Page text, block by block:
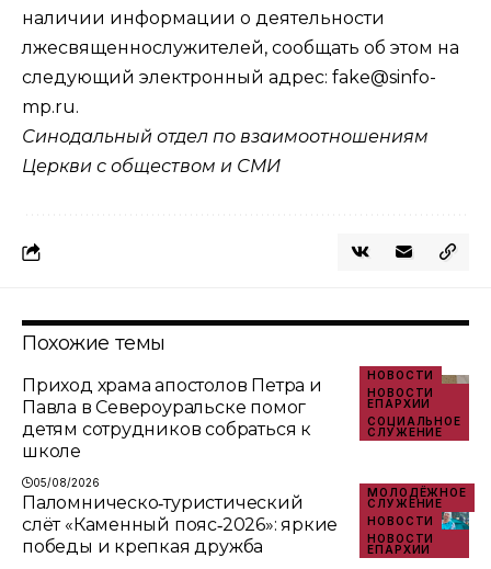
наличии информации о деятельности
лжесвященнослужителей, сообщать об этом на
следующий электронный адрес: fake@sinfo-
mp.ru.
Синодальный отдел по взаимоотношениям
Церкви с обществом и СМИ
Похожие темы
НОВОСТИ
НОВОСТИ
ЕПАРХИИ
СОЦИАЛЬНОЕ
СЛУЖЕНИЕ
Приход храма апостолов Петра и
Павла в Североуральске помог
детям сотрудников собраться к
школе
05/08/2026
МОЛОДЁЖНОЕ
СЛУЖЕНИЕ
НОВОСТИ
НОВОСТИ
ЕПАРХИИ
Паломническо‑туристический
слёт «Каменный пояс‑2026»: яркие
победы и крепкая дружба